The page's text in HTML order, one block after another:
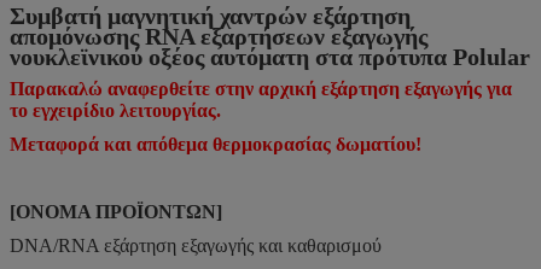
Συμβατή μαγνητική χαντρών εξάρτηση
απομόνωσης RNA εξαρτήσεων εξαγωγής
νουκλεϊνικού οξέος αυτόματη στα πρότυπα Polular
Παρακαλώ αναφερθείτε στην αρχική εξάρτηση εξαγωγής για
το εγχειρίδιο λειτουργίας.
Μεταφορά και απόθεμα θερμοκρασίας δωματίου!
[ΟΝΟΜΑ ΠΡΟΪΟΝΤΩΝ]
DNA/RNA εξάρτηση εξαγωγής και καθαρισμού